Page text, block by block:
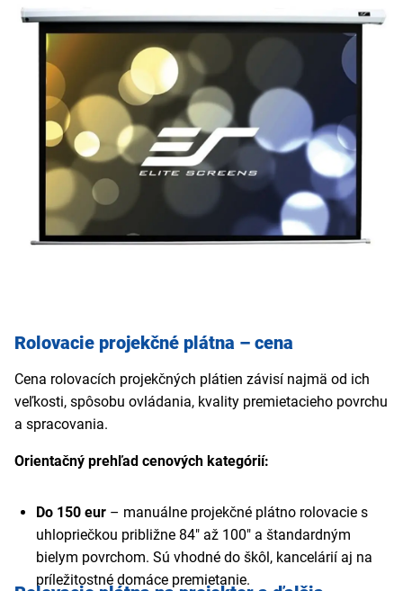
Stabilita a kvalita puzdra – kovové puzdros odolnou
povrchovou úpravou chráni plátno dlhodobo.
Hlučnosť
– pri elektrických modeloch sledujte
hlučnosť
motora(kvalitné modely sú takmer tiché) a
záruky na motor
Čierna zadná strana plátna
– zabraňuje presvitaniu
svetla spoza plátna, napríklad pri montáži pred oknom.
Čierne okraje
– zlepšujú vnímaný kontrast a opticky
orámujú obraz.
4K/UHD kompatibilita– špeciálna štruktúra povrchu je
pripravená na projekciu v najvyššom dostupnom
rozlíšení.
Montážna sada v balení– väčšina modelov obsahuje
všetky potrebné kotvy, skrutky a konzoly.
Rolovacie projekčné plátna – cena
Cena rolovacích projekčných plátien závisí najmä od ich
veľkosti, spôsobu ovládania, kvality premietacieho povrchu
a spracovania.
Orientačný prehľad cenových kategórií:
Do 150 eur – manuálne projekčné plátno rolovacie s
uhlopriečkou približne 84" až 100" a štandardným
bielym povrchom. Sú vhodné do škôl, kancelárií aj na
príležitostné domáce premietanie.